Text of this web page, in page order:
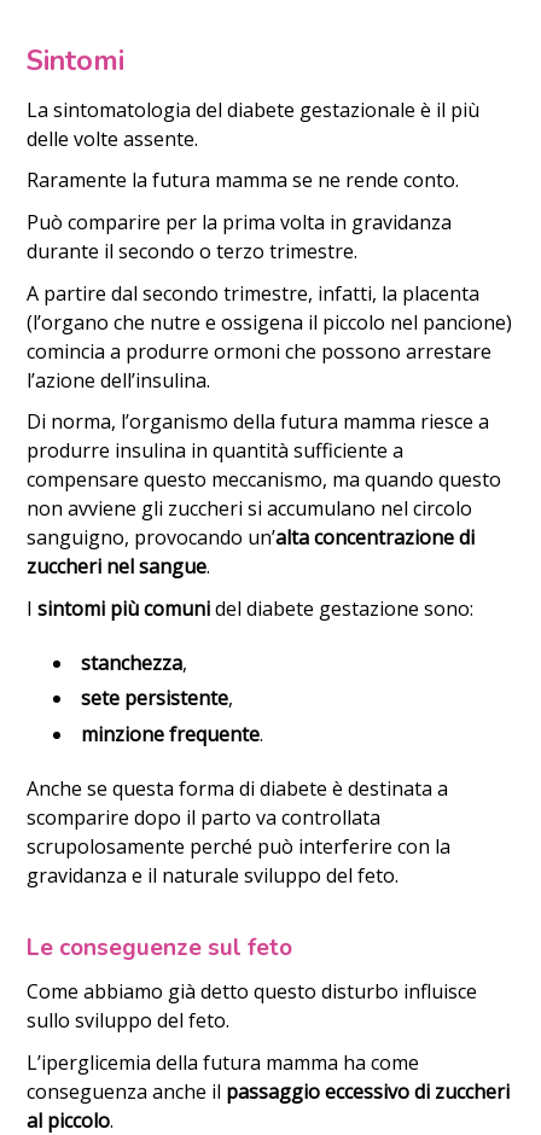
Sintomi
La sintomatologia del diabete gestazionale è il più
delle volte assente.
Raramente la futura mamma se ne rende conto.
Può comparire per la prima volta in gravidanza
durante il secondo o terzo trimestre.
A partire dal secondo trimestre, infatti, la placenta
(l’organo che nutre e ossigena il piccolo nel pancione)
comincia a produrre ormoni che possono arrestare
l’azione dell’insulina.
Di norma, l’organismo della futura mamma riesce a
produrre insulina in quantità sufficiente a
compensare questo meccanismo, ma quando questo
non avviene gli zuccheri si accumulano nel circolo
sanguigno, provocando un’alta concentrazione di
zuccheri nel sangue.
Isintomi più comunidel diabete gestazione sono:
stanchezza,
sete persistente,
minzione frequente.
Anche se questa forma di diabete è destinata a
scomparire dopo il parto va controllata
scrupolosamente perché può interferire con la
gravidanza e il naturale sviluppo del feto.
Le conseguenze sul feto
Come abbiamo già detto questo disturbo influisce
sullo sviluppo del feto.
L’iperglicemia della futura mamma ha come
conseguenza anche il passaggio eccessivo di zuccheri
al piccolo.